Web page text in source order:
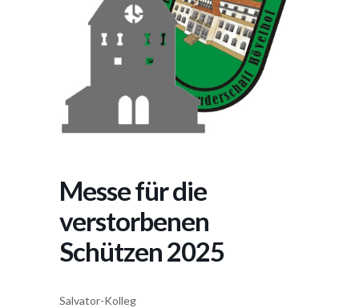
Messe für die
verstorbenen
Schützen 2025
Salvator-Kolleg